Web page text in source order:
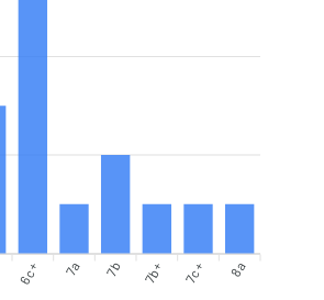
6c+ 7a 7b 7b+ 7c+ 8a